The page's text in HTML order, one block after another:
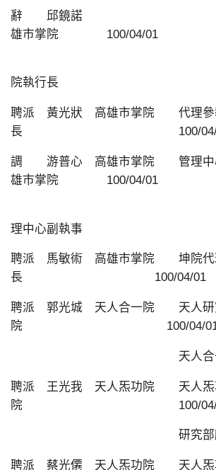
辭 邱鏡
雄市掌院 100/04/01
院執行長
聘派 黃光狀 高雄市掌院 代理參
長 100/04/
調 游普心 高雄市掌院 管理
雄市掌院 100/04/01
理中心副執事
聘派 馬敏術 高雄市掌院 坤院代
長 100/04/01
聘派 郭光城 天人合一院 天人研
院 100/04/
天人合一院副
聘派 王光我 天人炁功院 天人炁
院 100/04/
研究部顧
聘派 蔡光僊 天人炁功院 天人炁